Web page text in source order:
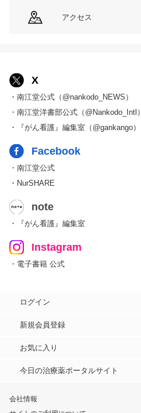
アクセス
X
・南江堂公式（@nankodo_NEWS）
・南江堂洋書部公式（@Nankodo_Intl）
・『がん看護』編集室（@gankango）
Facebook
・南江堂公式
・NurSHARE
note
・『がん看護』編集室
Instagram
・電子書籍 公式
ログイン
新規会員登録
お気に入り
今日の治療薬ポータルサイト
会社情報